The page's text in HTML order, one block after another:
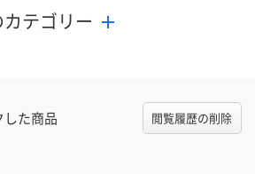
カテゴリー
た商品 閲覧履歴の削除